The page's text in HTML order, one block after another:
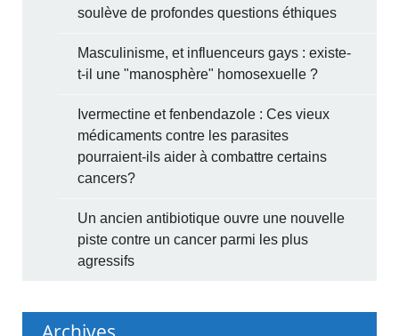
soulève de profondes questions éthiques
Masculinisme, et influenceurs gays : existe-
t-il une "manosphère" homosexuelle ?
Ivermectine et fenbendazole : Ces vieux
médicaments contre les parasites
pourraient-ils aider à combattre certains
cancers?
Un ancien antibiotique ouvre une nouvelle
piste contre un cancer parmi les plus
agressifs